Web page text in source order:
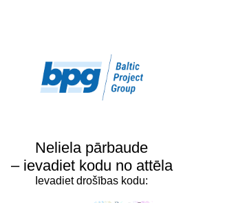
Neliela pārbaude
– ievadiet kodu no attēla
Ievadiet drošības kodu: